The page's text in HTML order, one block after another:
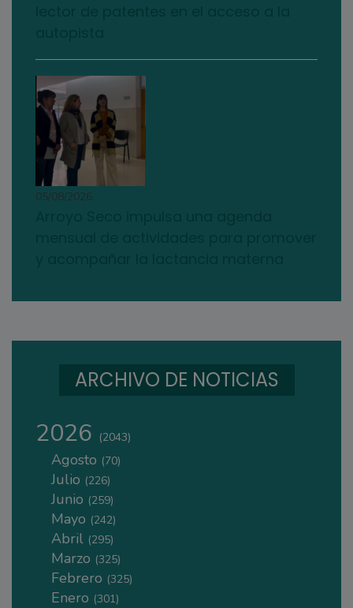
05/08/2026
ARCHIVO DE NOTICIAS
2026 (2043)
Agosto (70)
Julio (226)
Junio (259)
Mayo (242)
Abril (295)
Marzo (325)
Febrero (325)
Enero (301)